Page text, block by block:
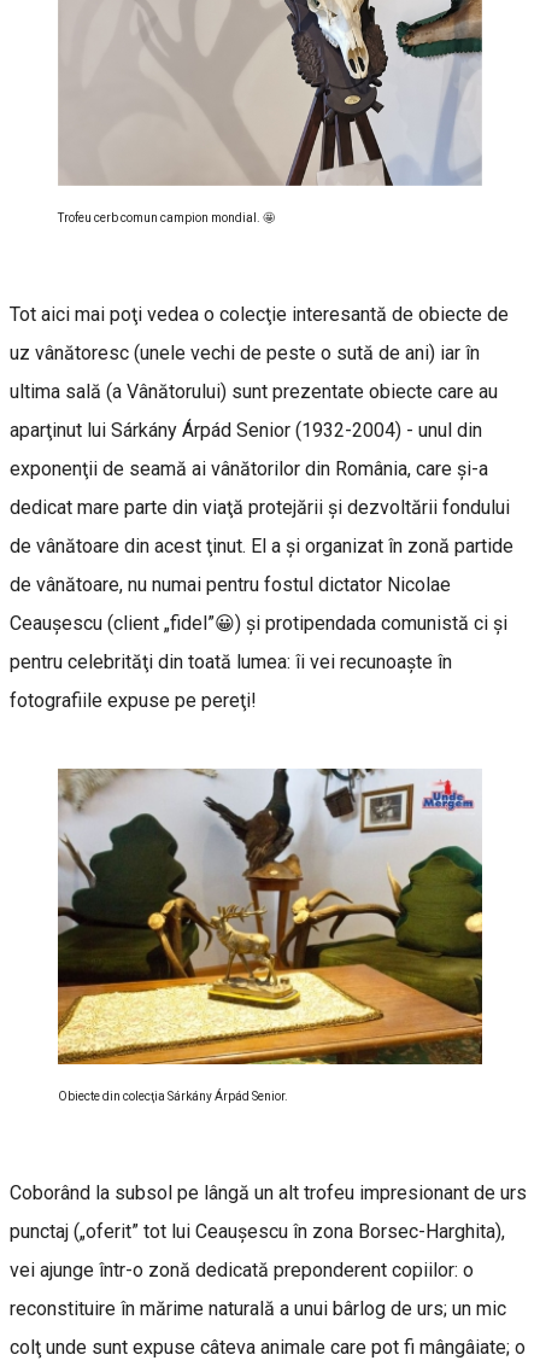
Trofeu cerb comun campion mondial. 🤩
Tot aici mai poţi vedea o colecţie interesantă de obiecte de
uz vânătoresc (unele vechi de peste o sută de ani) iar în
ultima sală (a Vânătorului) sunt prezentate obiecte care au
aparţinut lui Sárkány Árpád Senior (1932-2004) - unul din
exponenţii de seamă ai vânătorilor din România, care şi-a
dedicat mare parte din viaţă protejării şi dezvoltării fondului
de vânătoare din acest ţinut. El a şi organizat în zonă partide
de vânătoare, nu numai pentru fostul dictator Nicolae
Ceauşescu (client „fidel”😀) şi protipendada comunistă ci şi
pentru celebrităţi din toată lumea: îi vei recunoaşte în
fotografiile expuse pe pereţi!
Obiecte din colecţia Sárkány Árpád Senior.
Coborând la subsol pe lângă un alt trofeu impresionant de urs
punctaj („oferit” tot lui Ceauşescu în zona Borsec-Harghita),
vei ajunge într-o zonă dedicată preponderent copiilor: o
reconstituire în mărime naturală a unui bârlog de urs; un mic
colţ unde sunt expuse câteva animale care pot fi mângâiate; o